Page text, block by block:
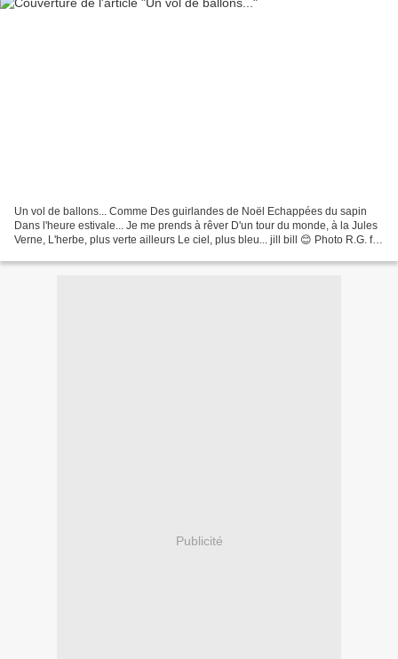
Un vol de ballons... Comme Des guirlandes de Noël Echappées du sapin
Dans l'heure estivale... Je me prends à rêver D'un tour du monde, à la Jules
Verne, L'herbe, plus verte ailleurs Le ciel, plus bleu... jill bill 😊 Photo R.G. fils
Publicité